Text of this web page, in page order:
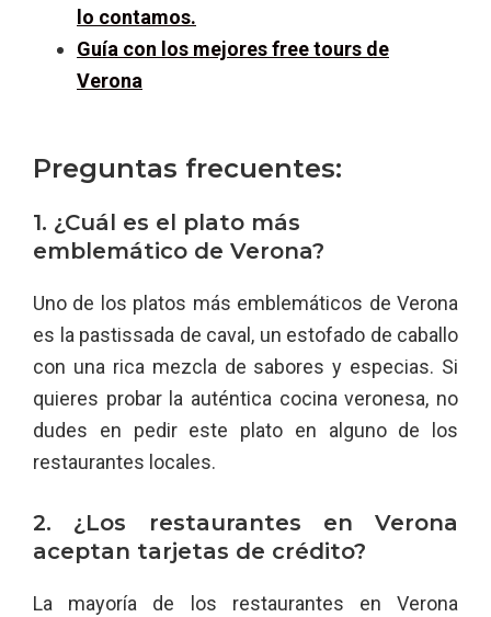
lo contamos.
Guía con los mejores free tours de
Verona
Preguntas frecuentes:
1. ¿Cuál es el plato más
emblemático de Verona?
Uno de los platos más emblemáticos de Verona
es la pastissada de caval, un estofado de caballo
con una rica mezcla de sabores y especias. Si
quieres probar la auténtica cocina veronesa, no
dudes en pedir este plato en alguno de los
restaurantes locales.
2. ¿Los restaurantes en Verona
aceptan tarjetas de crédito?
La mayoría de los restaurantes en Verona